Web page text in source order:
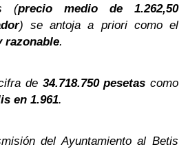
(precio medio de 1.262,50
) se antoja a priori como el
razonable.
de 34.718.750 pesetas como
en 1.961.
del Ayuntamiento al Betis